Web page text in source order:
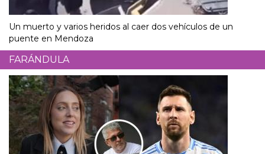
Un muerto y varios heridos al caer dos vehículos de un
puente en Mendoza
FARÁNDULA